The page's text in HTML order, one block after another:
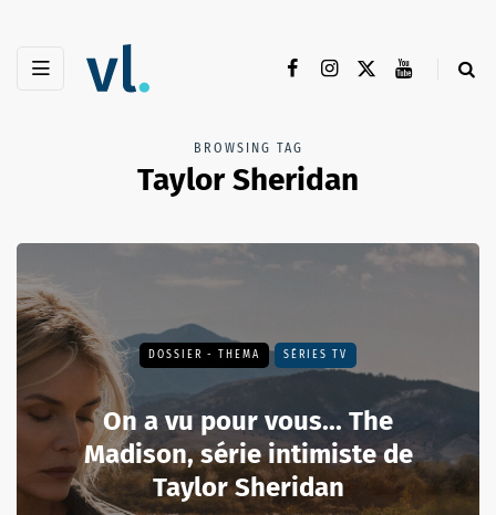
BROWSING TAG
Taylor Sheridan
DOSSIER - THEMA SÉRIES TV
On a vu pour vous... The
Madison, série intimiste de
Taylor Sheridan